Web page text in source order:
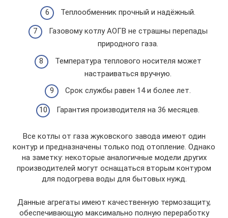
Теплообменник прочный и надёжный.
Газовому котлу АОГВ не страшны перепады
природного газа.
Температура теплового носителя может
настраиваться вручную.
Срок службы равен 14 и более лет.
Гарантия производителя на 36 месяцев.
Все котлы от газа жуковского завода имеют один
контур и предназначены только под отопление. Однако
на заметку: некоторые аналогичные модели других
производителей могут оснащаться вторым контуром
для подогрева воды для бытовых нужд.
Данные агрегаты имеют качественную термозащиту,
обеспечивающую максимально полную переработку